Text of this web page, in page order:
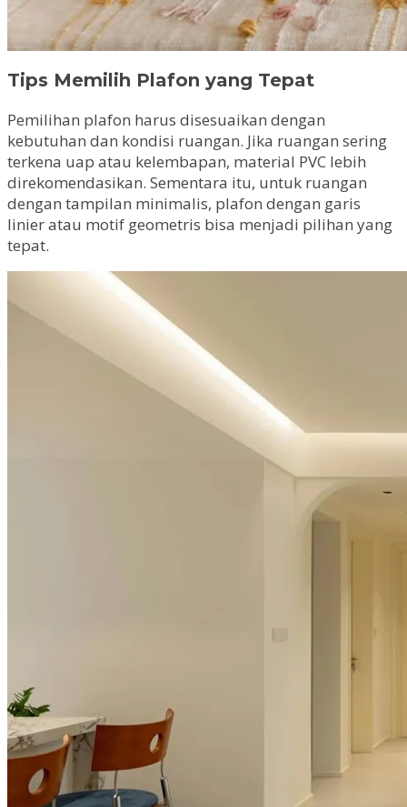
Tips Memilih Plafon yang Tepat
Pemilihan plafon harus disesuaikan dengan
kebutuhan dan kondisi ruangan. Jika ruangan sering
terkena uap atau kelembapan, material PVC lebih
direkomendasikan. Sementara itu, untuk ruangan
dengan tampilan minimalis, plafon dengan garis
linier atau motif geometris bisa menjadi pilihan yang
tepat.